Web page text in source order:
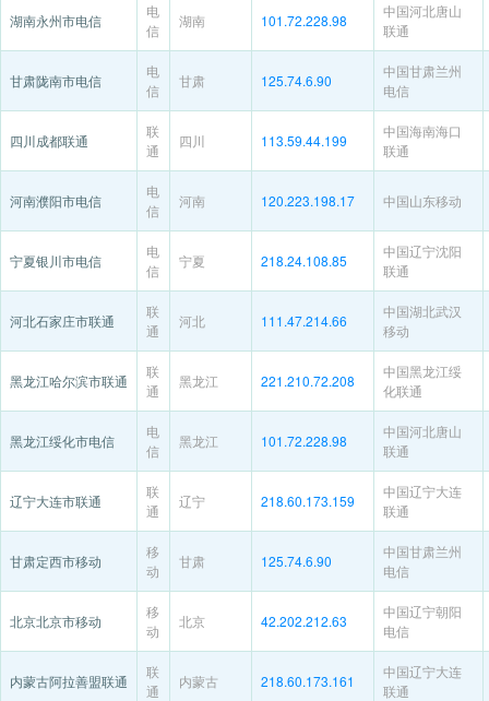
湖南永州市电信
电
信
湖南 101.72.228.98
中国河北唐山
联通
甘肃陇南市电信
电
信
甘肃 125.74.6.90
中国甘肃兰州
电信
四川成都联通
联
通
四川 113.59.44.199
中国海南海口
联通
河南濮阳市电信
电
信
河南 120.223.198.17 中国山东移动
宁夏银川市电信
电
信
宁夏 218.24.108.85
中国辽宁沈阳
联通
河北石家庄市联通
联
通
河北 111.47.214.66
中国湖北武汉
移动
黑龙江哈尔滨市联通
联
通
黑龙江 221.210.72.208
中国黑龙江绥
化联通
黑龙江绥化市电信
电
信
黑龙江 101.72.228.98
中国河北唐山
联通
辽宁大连市联通
联
通
辽宁 218.60.173.159
中国辽宁大连
联通
甘肃定西市移动
移
动
甘肃 125.74.6.90
中国甘肃兰州
电信
北京北京市移动
移
动
北京 42.202.212.63
中国辽宁朝阳
电信
内蒙古阿拉善盟联通
联
通
内蒙古 218.60.173.161
中国辽宁大连
联通